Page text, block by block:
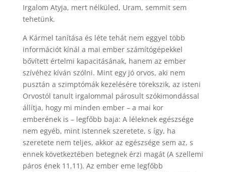
Irgalom Atyja, mert nélküled, Uram, semmit sem
tehetünk.
A Kármel tanítása és léte tehát nem eggyel több
információt kínál a mai ember számítógépekkel
bővített értelmi kapacitásának, hanem az ember
szívéhez kíván szólni. Mint egy jó orvos, aki nem
pusztán a szimptómák kezelésére törekszik, az isteni
Orvostól tanult irgalommal párosult szókimondással
állítja, hogy mi minden ember – a mai kor
emberének is – legfőbb baja: A léleknek egészsége
nem egyéb, mint Istennek szeretete, s így, ha
szeretete nem teljes, akkor az egészsége sem az, s
ennek következtében betegnek érzi magát (A szellemi
páros ének 11,11). Az ember eme legfőbb